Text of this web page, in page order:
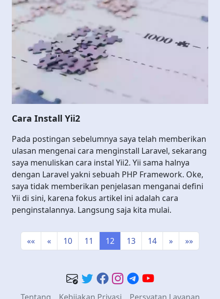
Cara Install Yii2
Pada postingan sebelumnya saya telah memberikan
ulasan mengenai cara menginstall Laravel, sekarang
saya menuliskan cara instal Yii2. Yii sama halnya
dengan Laravel yakni sebuah PHP Framework. Oke,
saya tidak memberikan penjelasan menganai defini
Yii di sini, karena fokus artikel ini adalah cara
penginstalannya. Langsung saja kita mulai.
«« « 10 11 12 13 14 » »»